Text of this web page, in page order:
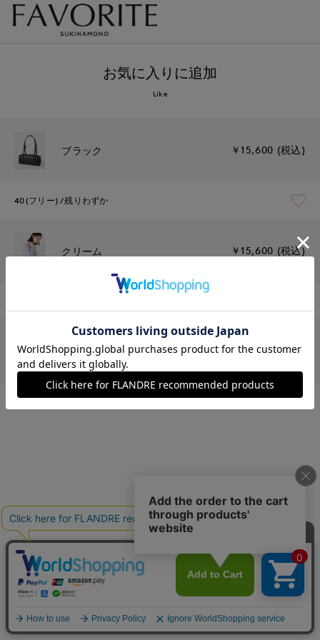
お気に入りに追加
Like
ブラック ￥15,600 (税込)
40(フリー) 残りわずか
クリーム ￥15,600 (税込)
ワイン ￥15,600 (税込)